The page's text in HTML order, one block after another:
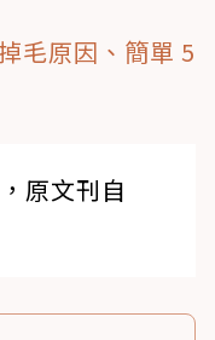
毛原因、簡單 5
原文刊自